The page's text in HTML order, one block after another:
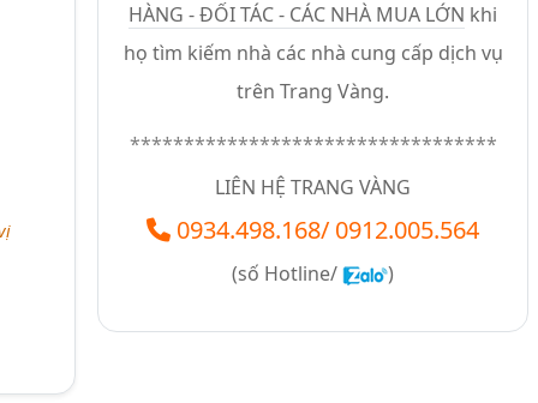
HÀNG - ĐỐI TÁC - CÁC NHÀ MUA LỚN khi
họ tìm kiếm nhà các nhà cung cấp dịch vụ
trên Trang Vàng.
**********************************
LIÊN HỆ TRANG VÀNG
0934.498.168/ 0912.005.564
(số Hotline/ )